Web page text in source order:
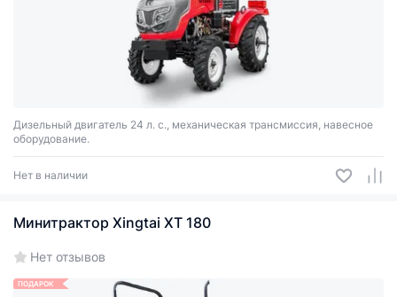
Дизельный двигатель 24 л. с., механическая трансмиссия, навесное
оборудование.
Нет в наличии
Минитрактор Xingtai XT 180
Нет отзывов
ПОДАРОК